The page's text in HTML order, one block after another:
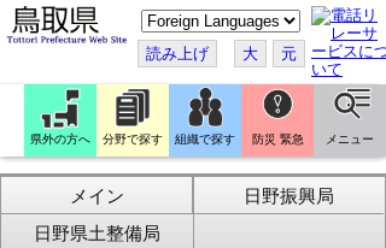
こ
の
ペ
ー
ジ
翻
訳
す
る
読み上げ 大 元
県外の方へ 分野で探す 組織で探す 防災 緊急 メニュー
メイン
日野振興局
日野県土整備局